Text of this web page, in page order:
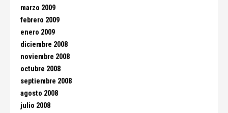
marzo 2009
febrero 2009
enero 2009
diciembre 2008
noviembre 2008
octubre 2008
septiembre 2008
agosto 2008
julio 2008